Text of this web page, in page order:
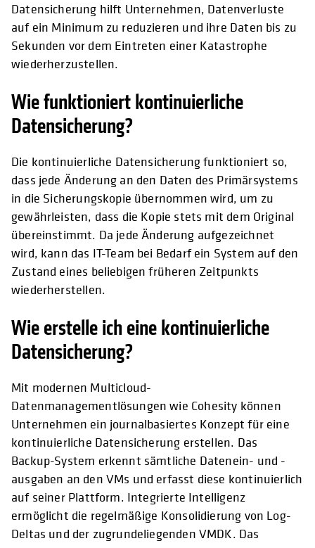
Datensicherung hilft Unternehmen, Datenverluste
auf ein Minimum zu reduzieren und ihre Daten bis zu
Sekunden vor dem Eintreten einer Katastrophe
wiederherzustellen.
Wie funktioniert kontinuierliche
Datensicherung?
Die kontinuierliche Datensicherung funktioniert so,
dass jede Änderung an den Daten des Primärsystems
in die Sicherungskopie übernommen wird, um zu
gewährleisten, dass die Kopie stets mit dem Original
übereinstimmt. Da jede Änderung aufgezeichnet
wird, kann das IT-Team bei Bedarf ein System auf den
Zustand eines beliebigen früheren Zeitpunkts
wiederherstellen.
Wie erstelle ich eine kontinuierliche
Datensicherung?
Mit modernen Multicloud-
Datenmanagementlösungen wie Cohesity können
Unternehmen ein journalbasiertes Konzept für eine
kontinuierliche Datensicherung erstellen. Das
Backup-System erkennt sämtliche Datenein- und -
ausgaben an den VMs und erfasst diese kontinuierlich
auf seiner Plattform. Integrierte Intelligenz
ermöglicht die regelmäßige Konsolidierung von Log-
Deltas und der zugrundeliegenden VMDK. Das